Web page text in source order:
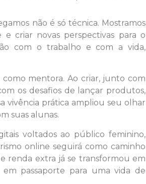
não é só técnica. Mostramos
criar novas perspectivas para o
com o trabalho e com a vida,
mentora. Ao criar, junto com
os desafios de lançar produtos,
vivência prática ampliou seu olhar
suas alunas.
voltados ao público feminino,
online seguirá como caminho
renda extra já se transformou em
passaporte para uma vida de